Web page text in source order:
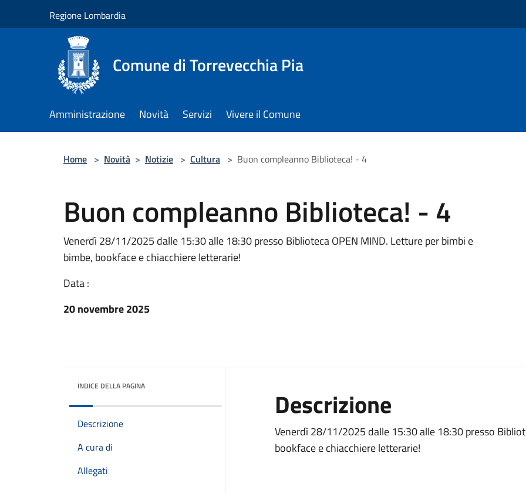
Regione Lombardia
Comune di Torrevecchia Pia
Amministrazione Novità Servizi Vivere il Comune
Home > Novità > Notizie > Cultura > Buon compleanno Biblioteca! - 4
Buon compleanno Biblioteca! - 4
Venerdì 28/11/2025 dalle 15:30 alle 18:30 presso Biblioteca OPEN MIND. Letture per bimbi e
bimbe, bookface e chiacchiere letterarie!
Data :
20 novembre 2025
INDICE DELLA PAGINA
Descrizione
A cura di
Allegati
Descrizione
Venerdì 28/11/2025 dalle 15:30 alle 18:30 presso
bookface e chiacchiere letterarie!